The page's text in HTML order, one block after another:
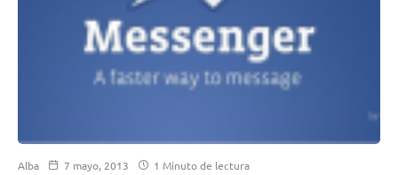
Alba 7 mayo, 2013 1 Minuto de lectura